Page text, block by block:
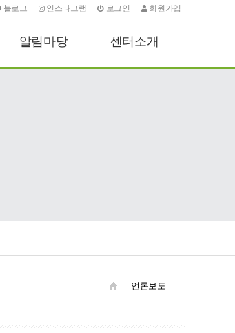
알림마당 센터소개
블로그 인스타그램 로그인 회원가입
언론보도